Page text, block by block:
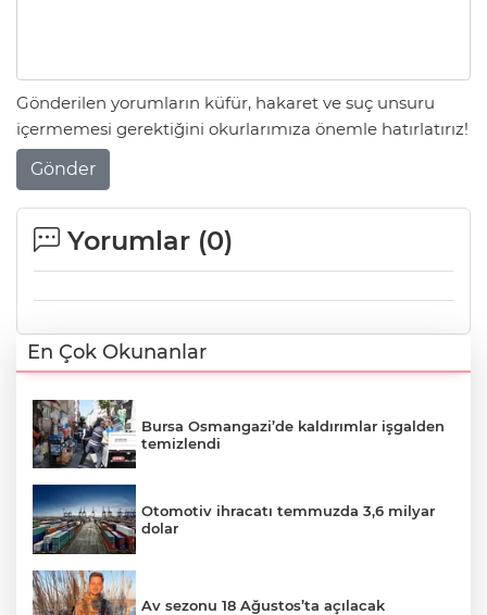
Gönderilen yorumların küfür, hakaret ve suç unsuru
içermemesi gerektiğini okurlarımıza önemle hatırlatırız!
Gönder
Yorumlar (0)
En Çok Okunanlar
Bursa Osmangazi’de kaldırımlar işgalden
temizlendi
Otomotiv ihracatı temmuzda 3,6 milyar
dolar
Av sezonu 18 Ağustos’ta açılacak